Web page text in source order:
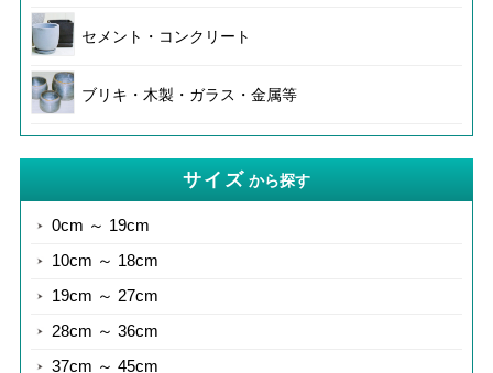
セメント・コンクリート
ブリキ・木製・ガラス・金属等
サイズ から探す
0cm ～ 19cm
10cm ～ 18cm
19cm ～ 27cm
28cm ～ 36cm
37cm ～ 45cm